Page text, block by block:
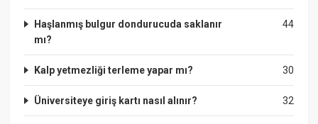
44
Haşlanmış bulgur dondurucuda saklanır
mı?
30
Kalp yetmezliği terleme yapar mı?
32
Üniversiteye giriş kartı nasıl alınır?